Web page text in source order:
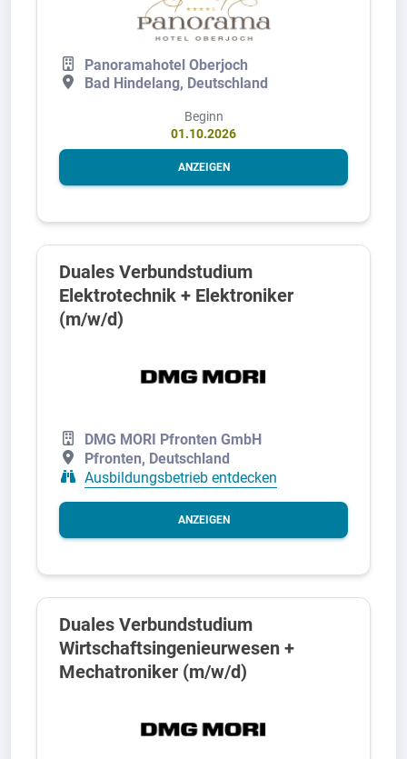
Panoramahotel Oberjoch
Bad Hindelang, Deutschland
Beginn
01.10.2026
ANZEIGEN
Duales Verbundstudium
Elektrotechnik + Elektroniker
(m/w/d)
DMG MORI Pfronten GmbH
Pfronten, Deutschland
Ausbildungsbetrieb entdecken
ANZEIGEN
Duales Verbundstudium
Wirtschaftsingenieurwesen +
Mechatroniker (m/w/d)